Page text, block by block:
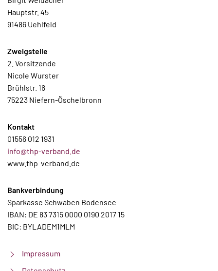
Hauptstr. 45
91486 Uehlfeld
Zweigstelle
2. Vorsitzende
Nicole Wurster
Brühlstr. 16
75223 Niefern-Öschelbronn
Kontakt
01556 012 1931
info@thp-verband.de
www.thp-verband.de
Bankverbindung
Sparkasse Schwaben Bodensee
IBAN: DE 83 7315 0000 0190 2017 15
BIC: BYLADEM1MLM
Impressum